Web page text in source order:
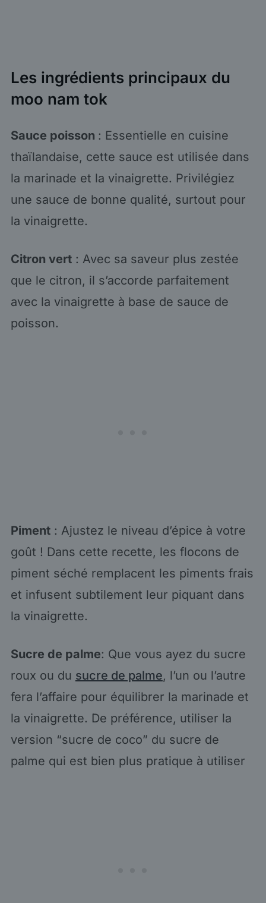
Les ingrédients principaux du
moo nam tok
Sauce poisson : Essentielle en cuisine
thaïlandaise, cette sauce est utilisée dans
la marinade et la vinaigrette. Privilégiez
une sauce de bonne qualité, surtout pour
la vinaigrette.
Citron vert: Avec sa saveur plus zestée
que le citron, il s’accorde parfaitement
avec la vinaigrette à base de sauce de
poisson.
Piment: Ajustez le niveau d’épice à votre
goût ! Dans cette recette, les flocons de
piment séché remplacent les piments frais
et infusent subtilement leur piquant dans
la vinaigrette.
Sucre de palme: Que vous ayez du sucre
roux ou du sucre de palme, l’un ou l’autre
fera l’affaire pour équilibrer la marinade et
la vinaigrette. De préférence, utiliser la
version “sucre de coco” du sucre de
palme qui est bien plus pratique à utiliser